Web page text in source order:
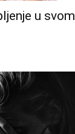
u svom